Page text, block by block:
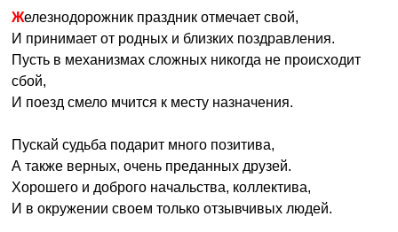
Железнодорожник праздник отмечает свой,
И принимает от родных и близких поздравления.
Пусть в механизмах сложных никогда не происходит
сбой,
И поезд смело мчится к месту назначения.
Пускай судьба подарит много позитива,
А также верных, очень преданных друзей.
Хорошего и доброго начальства, коллектива,
И в окружении своем только отзывчивых людей.